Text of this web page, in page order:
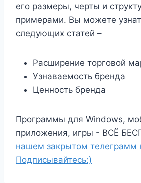
его размеры, черты и
примерами. Вы можете
следующих статей –
Расширение торговой
Узнаваемость бренда
Ценность бренда
Программы для Windows,
приложения, игры - ВСЁ
нашем закрытом телеграмм
Подписывайтесь:)